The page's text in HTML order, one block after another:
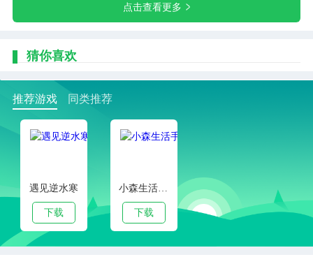
点击查看更多
猜你喜欢
推荐游戏 同类推荐
遇见逆水寒
下载
小森生活手游
下载